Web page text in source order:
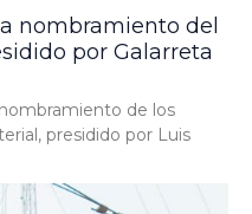
nombramiento del
por Galarreta
de los
presidido por Luis